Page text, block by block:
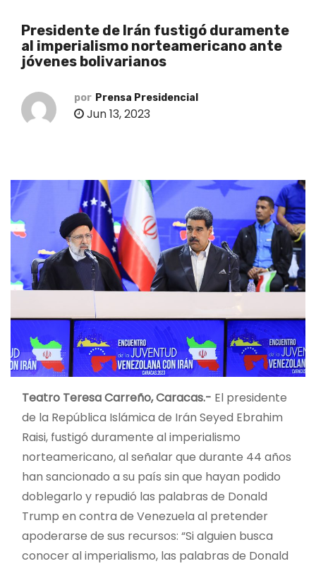
Presidente de Irán fustigó duramente
al imperialismo norteamericano ante
jóvenes bolivarianos
por Prensa Presidencial
Jun 13, 2023
Teatro Teresa Carreño, Caracas.- El presidente
de la República Islámica de Irán Seyed Ebrahim
Raisi, fustigó duramente al imperialismo
norteamericano, al señalar que durante 44 años
han sancionado a su país sin que hayan podido
doblegarlo y repudió las palabras de Donald
Trump en contra de Venezuela al pretender
apoderarse de sus recursos: “Si alguien busca
conocer al imperialismo, las palabras de Donald